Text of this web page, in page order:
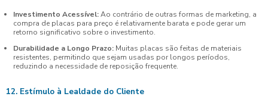
Investimento Acessível:Ao contrário de outras formas de marketing, a
compra de placas para preço é relativamente barata e pode gerar um
retorno significativo sobre o investimento.
Durabilidade a Longo Prazo: Muitas placas são feitas de materiais
resistentes, permitindo que sejam usadas por longos períodos,
reduzindo a necessidade de reposição frequente.
12. Estímulo à Lealdade do Cliente